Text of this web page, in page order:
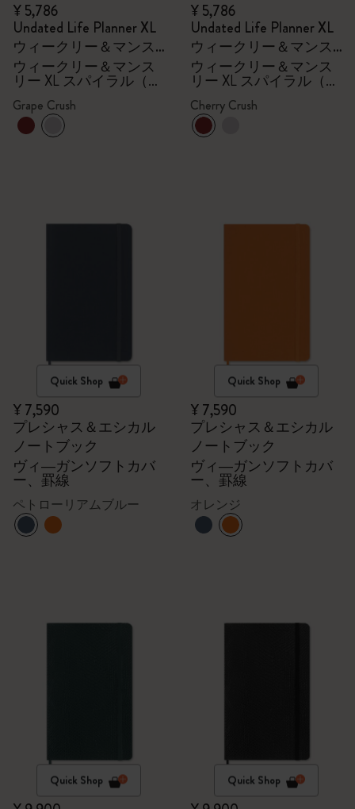
¥ 5,786
Undated Life Planner XL
ウィークリー＆マンス
リー XL スパイラル（グ
レープクラッシュ）
ウィークリー＆マンス
リー XL スパイラル（グ
レープクラッシュ）
Grape Crush
¥ 5,786
Undated Life Planner XL
ウィークリー＆マンス
リー XL スパイラル（チ
ェリークラッシュ）
ウィークリー＆マンス
リー XL スパイラル（チ
ェリークラッシュ）
Cherry Crush
Quick Shop
¥ 7,590
プレシャス＆エシカル
ノートブック
ヴィ―ガンソフトカバ
ー、罫線
ペトローリアムブルー
Quick Shop
¥ 7,590
プレシャス＆エシカル
ノートブック
ヴィ―ガンソフトカバ
ー、罫線
オレンジ
Quick Shop Quick Shop